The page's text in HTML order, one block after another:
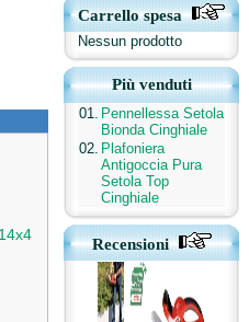
Carrello spesa
Nessun prodotto
Più venduti
01. Pennellessa Setola
Bionda Cinghiale
02. Plafoniera
Antigoccia Pura
Setola Top
Cinghiale
Recensioni